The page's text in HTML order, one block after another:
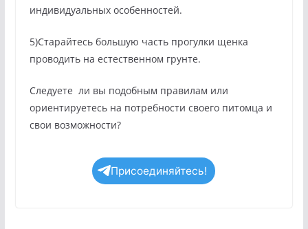
индивидуальных особенностей.
5)Старайтесь большую часть прогулки щенка
проводить на естественном грунте.
Следуете ли вы подобным правилам или
ориентируетесь на потребности своего питомца и
свои возможности?
Присоединяйтесь!